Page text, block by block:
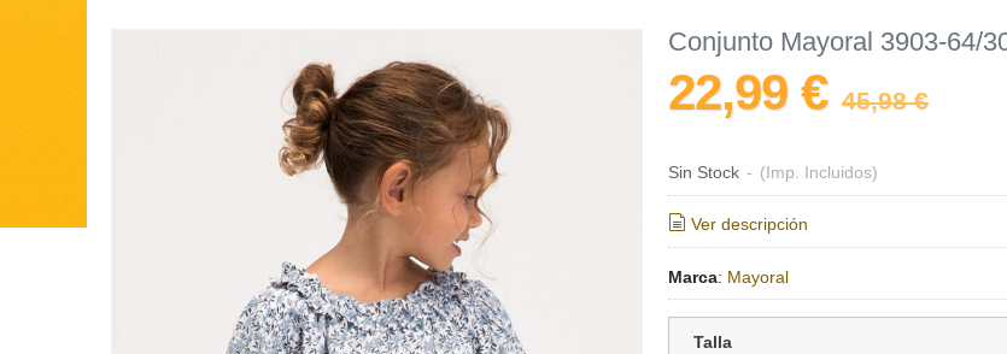
Conjunto Mayoral 3903-64/
22,99 € 45,98 €
Sin Stock - (Imp. Incluidos)
Ver descripción
Marca: Mayoral
Talla